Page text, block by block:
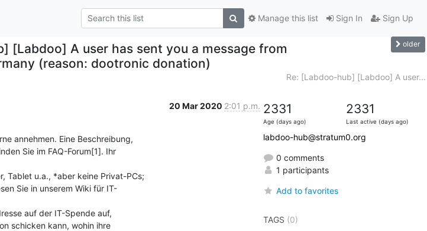
Sign In Sign Up
Manage this list
[Labdoo] A user has sent you a message from
(reason: dootronic donation)
older
Re: [Labdoo-hub] [Labdoo] A user...
20 Mar 2020 2:01 p.m.
annehmen. Eine Beschreibung,
Sie im FAQ-Forum[1]. Ihr
Tablet u.a., *aber keine Privat-PCs;
Sie in unserem Wiki für IT-
auf der IT-Spende auf,
schicken kann, wohin ihre
2331
Age (days ago)
2331
Last active (days ago)
labdoo-hub@stratum0.org
0 comments
1 participants
Add to favorites
TAGS (0)